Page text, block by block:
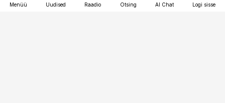
Menüü Uudised Raadio Otsing AI Chat Logi sisse